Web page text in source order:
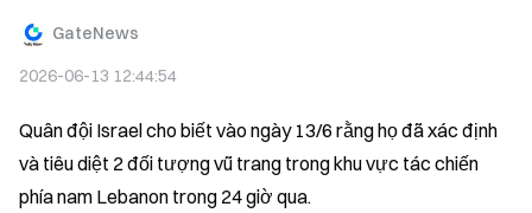
GateNews
2026-06-13 12:44:54
Quân đội Israel cho biết vào ngày 13/6 rằng họ đã xác định
và tiêu diệt 2 đối tượng vũ trang trong khu vực tác chiến
phía nam Lebanon trong 24 giờ qua.